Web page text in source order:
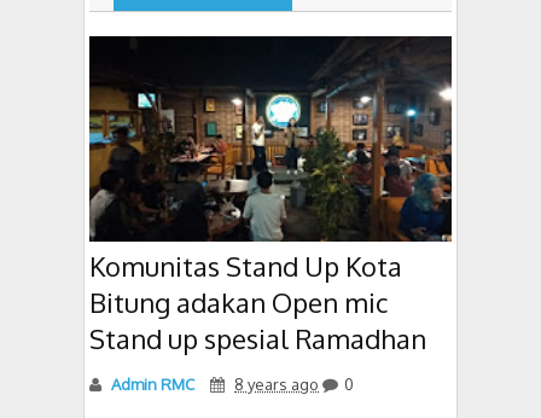
Komunitas Stand Up Kota
Bitung adakan Open mic
Stand up spesial Ramadhan
Admin RMC 8 years ago 0